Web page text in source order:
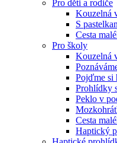
Pro děti a rodiče
Kouzelná
S
Cesta
Pro školy
Kouzelná
Pojďme si
Prohlídky
Peklo v
Cesta
Haptický